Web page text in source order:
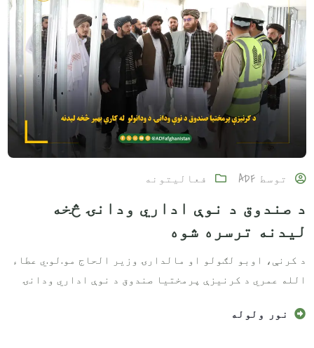
توسطADF فعالیتونه
د صندوق د نوې اداري ودانۍ څخه
لیدنه ترسره شوه
د کرنې، اوبو لګولو او مالدارۍ وزیر الحاج مو.لو.ي عطاء
الله عمري د کرنیزې پرمختیا صندوق د نوې اداري ودانۍ
نور ولوله